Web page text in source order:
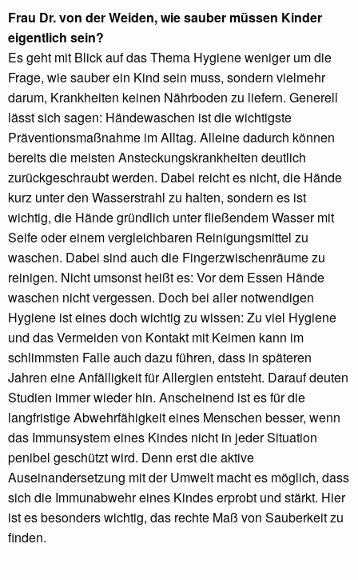
Frau Dr. von der Weiden, wie sauber müssen Kinder
eigentlich sein?
Es geht mit Blick auf das Thema Hygiene weniger um die
Frage, wie sauber ein Kind sein muss, sondern vielmehr
darum, Krankheiten keinen Nährboden zu liefern. Generell
lässt sich sagen: Händewaschen ist die wichtigste
Präventionsmaßnahme im Alltag. Alleine dadurch können
bereits die meisten Ansteckungskrankheiten deutlich
zurückgeschraubt werden. Dabei reicht es nicht, die Hände
kurz unter den Wasserstrahl zu halten, sondern es ist
wichtig, die Hände gründlich unter fließendem Wasser mit
Seife oder einem vergleichbaren Reinigungsmittel zu
waschen. Dabei sind auch die Fingerzwischenräume zu
reinigen. Nicht umsonst heißt es: Vor dem Essen Hände
waschen nicht vergessen. Doch bei aller notwendigen
Hygiene ist eines doch wichtig zu wissen: Zu viel Hygiene
und das Vermeiden von Kontakt mit Keimen kann im
schlimmsten Falle auch dazu führen, dass in späteren
Jahren eine Anfälligkeit für Allergien entsteht. Darauf deuten
Studien immer wieder hin. Anscheinend ist es für die
langfristige Abwehrfähigkeit eines Menschen besser, wenn
das Immunsystem eines Kindes nicht in jeder Situation
penibel geschützt wird. Denn erst die aktive
Auseinandersetzung mit der Umwelt macht es möglich, dass
sich die Immunabwehr eines Kindes erprobt und stärkt. Hier
ist es besonders wichtig, das rechte Maß von Sauberkeit zu
finden.